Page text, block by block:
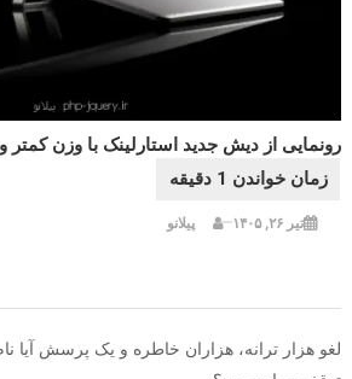
رونمایی از دیش جدید استارلینک با وزن کمتر
تیر ۲۶, ۱۴۰۵ پیلانو
لغو هزار ترانه، هزاران خاطره و یک پرسش آیا